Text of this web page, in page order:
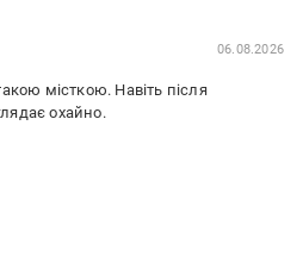
06.08.2026
місткою. Навіть після
охайно.